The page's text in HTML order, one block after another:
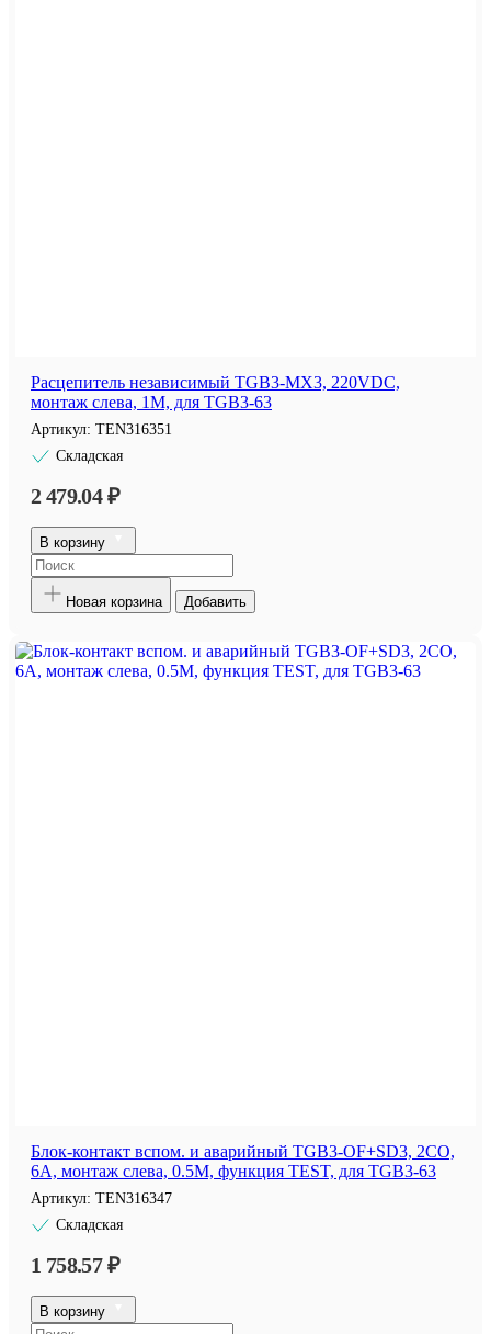
Расцепитель независимый TGB3-MX3, 220VDC,
монтаж слева, 1M, для TGB3-63
Артикул: TEN316351
Складская
2 479.04 ₽
В корзину
Новая корзина Добавить
Блок-контакт вспом. и аварийный TGB3-OF+SD3, 2CO,
6A, монтаж слева, 0.5M, функция TEST, для TGB3-63
Артикул: TEN316347
Складская
1 758.57 ₽
В корзину